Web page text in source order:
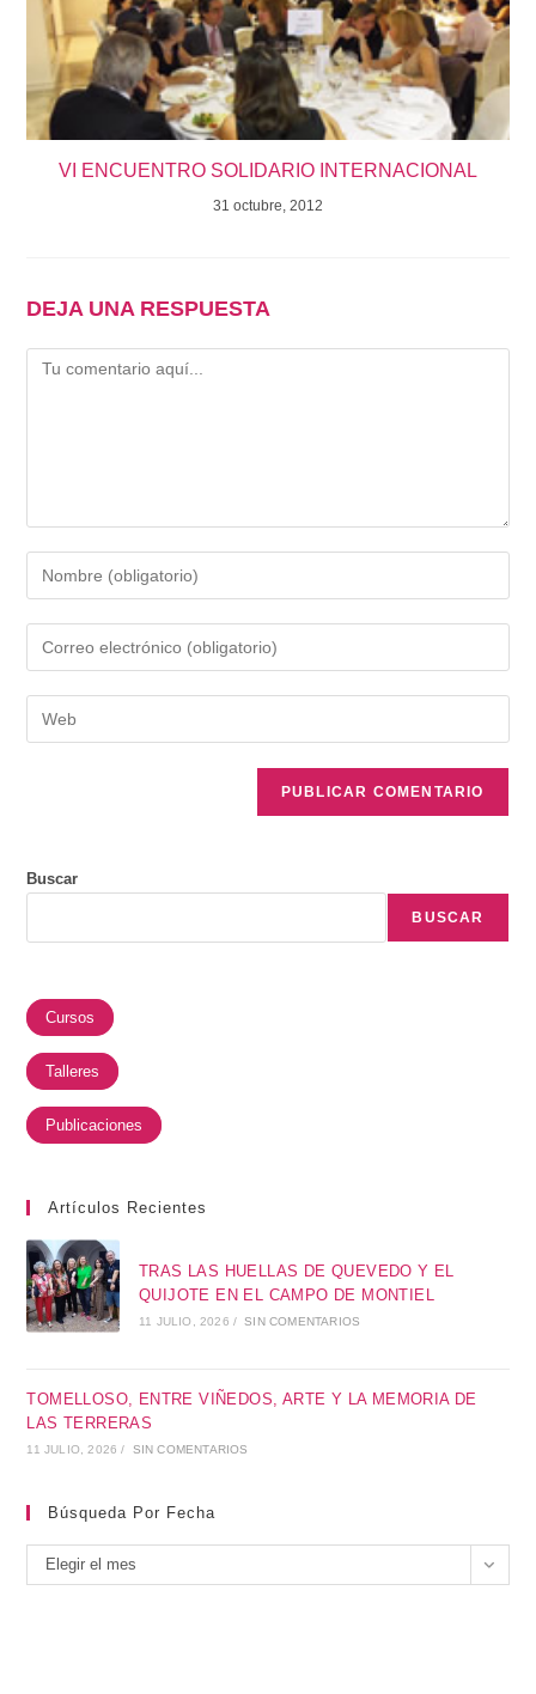
VI ENCUENTRO SOLIDARIO INTERNACIONAL
31 octubre, 2012
DEJA UNA RESPUESTA
Buscar
BUSCAR
Cursos
Talleres
Publicaciones
Artículos Recientes
TRAS LAS HUELLAS DE QUEVEDO Y EL
QUIJOTE EN EL CAMPO DE MONTIEL
11 JULIO, 2026 / SIN COMENTARIOS
TOMELLOSO, ENTRE VIÑEDOS, ARTE Y LA MEMORIA DE
LAS TERRERAS
11 JULIO, 2026 / SIN COMENTARIOS
Búsqueda Por Fecha
Elegir el mes